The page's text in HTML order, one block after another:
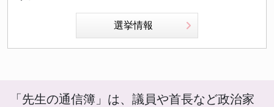
選挙情報
「先生の通信簿」は、議員や首長など政治家